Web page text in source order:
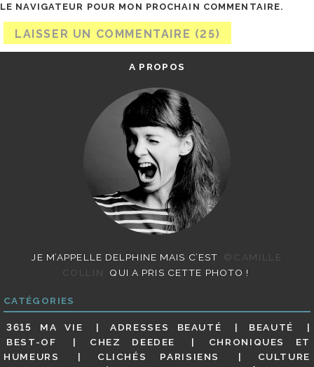
LE NAVIGATEUR POUR MON PROCHAIN COMMENTAIRE.
A PROPOS
JE M’APPELLE DELPHINE MAIS C’EST
©CAMILLE
COLLIN
QUI A PRIS CETTE PHOTO !
CATÉGORIES
3615 MA VIE ADRESSES BEAUTÉ
BEAUTÉ
BEST-OF
CHEZ DEEDEE
CHRONIQUES ET
HUMEURS
CLICHÉS PARISIENS
CULTURE